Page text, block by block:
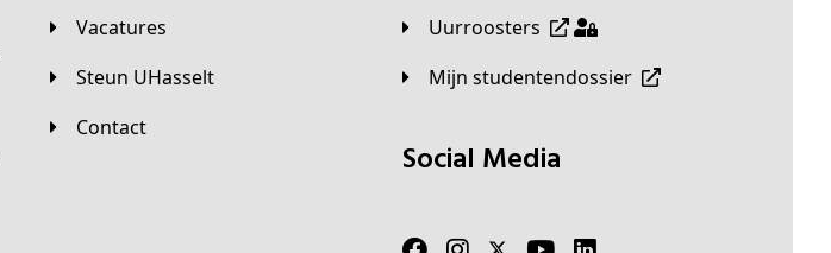
Vacatures
Steun UHasselt
Contact
Uurroosters
Mijn studentendossier
Social Media